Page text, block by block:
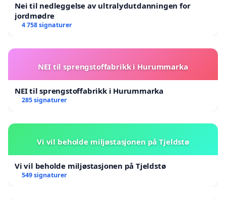
Nei til nedleggelse av ultralydutdanningen for
jordmødre
4 758 signaturer
NEI til sprengstoffabrikk i Hurummarka
NEI til sprengstoffabrikk i Hurummarka
285 signaturer
Vi vil beholde miljøstasjonen på Tjeldstø
Vi vil beholde miljøstasjonen på Tjeldstø
549 signaturer